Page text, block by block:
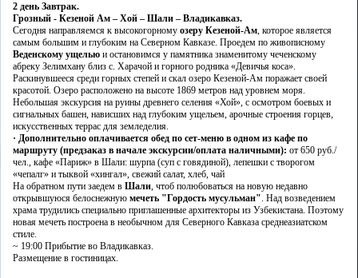
2 день Завтрак.
Грозный - Кезеной Ам – Хой – Шали – Владикавказ.
Сегодня направляемся к высокогорному озеру Кезеной-Ам, которое является
самым большим и глубоким на Северном Кавказе. Проедем по живописному
Веденскому ущелью и остановимся у памятника знаменитому чеченскому
абреку Зелимхану близ с. Харачой и горного родника «Девичья коса».
Раскинувшееся среди горных степей и скал озеро Кезеной-Ам поражает своей
красотой. Озеро расположено на высоте 1869 метров над уровнем моря.
Небольшая экскурсия на руины древнего селения «Хой», с осмотром боевых и
сигнальных башен, нависших над глубоким ущельем, арочные строения горцев,
искусственных террас для земледелия.
· Дополнительно оплачивается обед по сет-меню в одном из кафе по
маршруту (предзаказ в начале экскурсии/оплата наличными): от 650 руб./
чел., кафе «Париж» в Шали: шурпа (суп с говядиной), лепешки с творогом
«чепалг» и тыквой «хингал», свежий салат, хлеб, чай
На обратном пути заедем в Шали, чтоб полюбоваться на новую недавно
открывшуюся белоснежную мечеть "Гордость мусульман". Над возведением
храма трудились специально приглашенные архитекторы из Узбекистана. Поэтому
новая мечеть построена в необычном для Северного Кавказа среднеазиатском
стиле.
~ 19:00 Прибытие во Владикавказ.
Размещение в гостиницах.